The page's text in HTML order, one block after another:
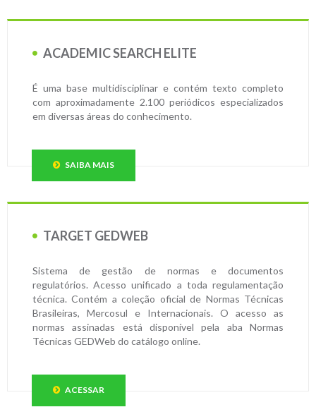
ACADEMIC SEARCH ELITE
É uma base multidisciplinar e contém texto completo
com aproximadamente 2.100 periódicos especializados
em diversas áreas do conhecimento.
SAIBA MAIS
TARGET GEDWEB
Sistema de gestão de normas e documentos
regulatórios. Acesso unificado a toda regulamentação
técnica. Contém a coleção oficial de Normas Técnicas
Brasileiras, Mercosul e Internacionais. O acesso as
normas assinadas está disponível pela aba Normas
Técnicas GEDWeb do catálogo online.
ACESSAR